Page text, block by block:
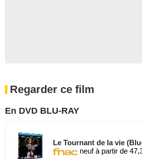
Regarder ce film
En DVD BLU-RAY
Le Tournant de la vie
neuf à partir de